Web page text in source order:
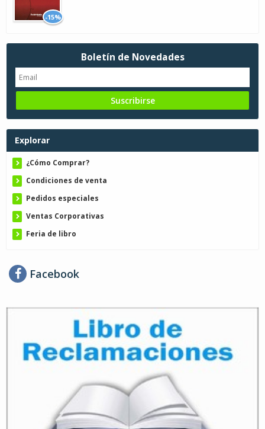
-15%
Boletín de Novedades
Explorar
¿Cómo Comprar?
Condiciones de venta
Pedidos especiales
Ventas Corporativas
Feria de libro
Facebook